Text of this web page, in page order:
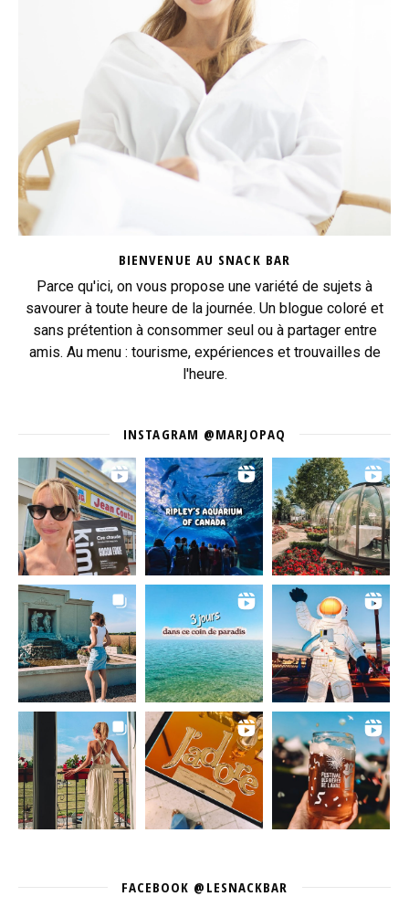
BIENVENUE AU SNACK BAR
Parce qu'ici, on vous propose une variété de sujets à
savourer à toute heure de la journée. Un blogue coloré et
sans prétention à consommer seul ou à partager entre
amis. Au menu : tourisme, expériences et trouvailles de
l'heure.
INSTAGRAM @MARJOPAQ
FACEBOOK @LESNACKBAR